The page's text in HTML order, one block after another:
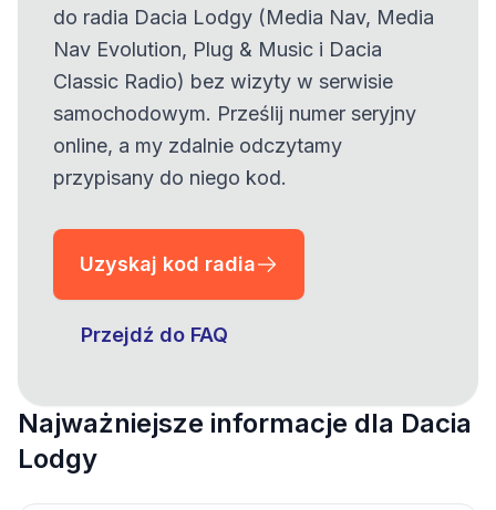
do radia Dacia Lodgy (Media Nav, Media
Nav Evolution, Plug & Music i Dacia
Classic Radio) bez wizyty w serwisie
samochodowym. Prześlij numer seryjny
online, a my zdalnie odczytamy
przypisany do niego kod.
Uzyskaj kod radia
Przejdź do FAQ
Najważniejsze informacje dla Dacia
Lodgy